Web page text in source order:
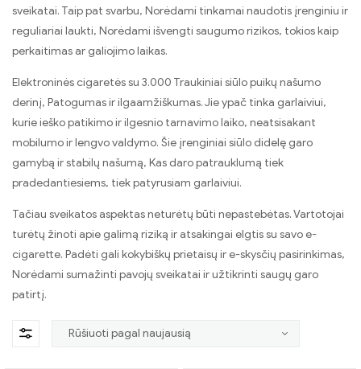
sveikatai. Taip pat svarbu, Norėdami tinkamai naudotis įrenginiu ir
reguliariai laukti, Norėdami išvengti saugumo rizikos, tokios kaip
perkaitimas ar galiojimo laikas.
Elektroninės cigaretės su 3.000 Traukiniai siūlo puikų našumo
derinį, Patogumas ir ilgaamžiškumas. Jie ypač tinka garlaiviui,
kurie ieško patikimo ir ilgesnio tarnavimo laiko, neatsisakant
mobilumo ir lengvo valdymo. Šie įrenginiai siūlo didelę garo
gamybą ir stabilų našumą, Kas daro patrauklumą tiek
pradedantiesiems, tiek patyrusiam garlaiviui.
Tačiau sveikatos aspektas neturėtų būti nepastebėtas. Vartotojai
turėtų žinoti apie galimą riziką ir atsakingai elgtis su savo e-
cigarette. Padėti gali kokybiškų prietaisų ir e-skysčių pasirinkimas,
Norėdami sumažinti pavojų sveikatai ir užtikrinti saugų garo
patirtį.